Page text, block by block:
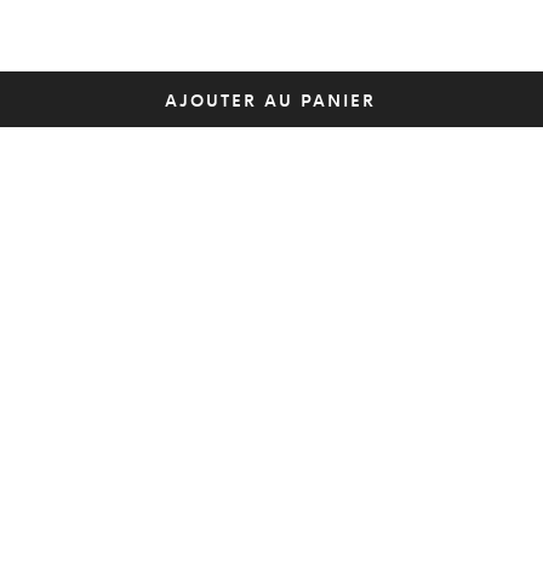
AJOUTER AU PANIER